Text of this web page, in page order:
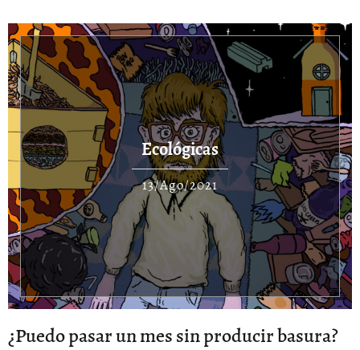
Ecológicas
13/Ago/2021
¿Puedo pasar un mes sin producir basura?